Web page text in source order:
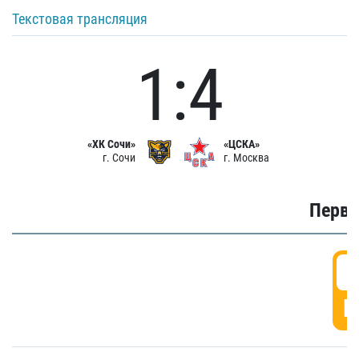
Текстовая трансляция
«ХК Сочи»
г. Сочи
1:4
«ЦСКА»
г. Москва